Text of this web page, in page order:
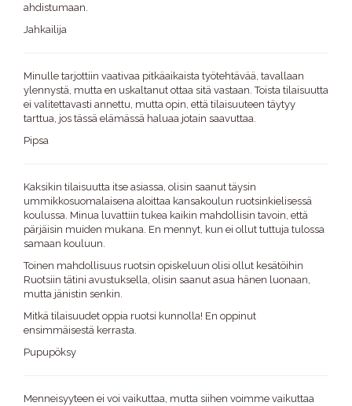
ahdistumaan.
Jahkailija
Minulle tarjottiin vaativaa pitkäaikaista työtehtävää, tavallaan
ylennystä, mutta en uskaltanut ottaa sitä vastaan. Toista tilaisuutta
ei valitettavasti annettu, mutta opin, että tilaisuuteen täytyy
tarttua, jos tässä elämässä haluaa jotain saavuttaa.
Pipsa
Kaksikin tilaisuutta itse asiassa, olisin saanut täysin
ummikkosuomalaisena aloittaa kansakoulun ruotsinkielisessä
koulussa. Minua luvattiin tukea kaikin mahdollisin tavoin, että
pärjäisin muiden mukana. En mennyt, kun ei ollut tuttuja tulossa
samaan kouluun.
Toinen mahdollisuus ruotsin opiskeluun olisi ollut kesätöihin
Ruotsiin tätini avustuksella, olisin saanut asua hänen luonaan,
mutta jänistin senkin.
Mitkä tilaisuudet oppia ruotsi kunnolla! En oppinut
ensimmäisestä kerrasta.
Pupupöksy
Menneisyyteen ei voi vaikuttaa, mutta siihen voimme vaikuttaa